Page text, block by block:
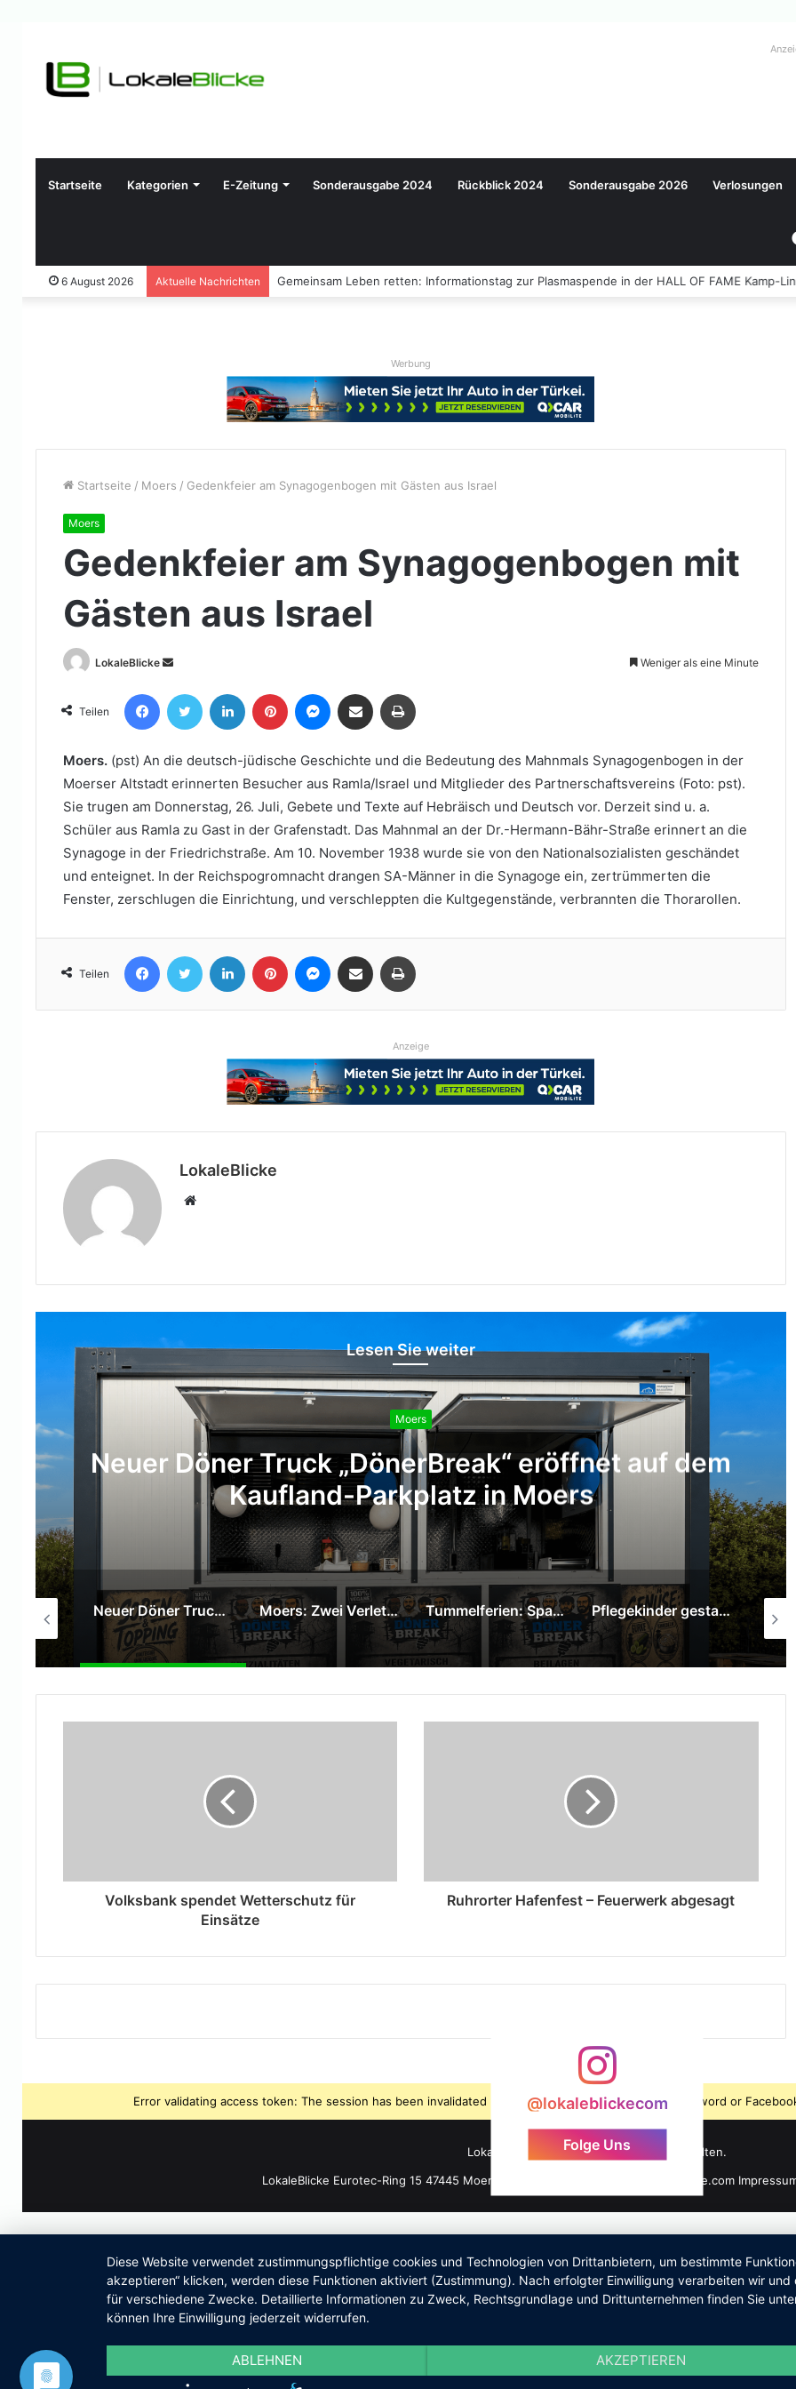
Startseite Kategorien E-Zeitung Sonderausgabe 2024 Rückblick 2024 Sonderausgabe 2026 Verlosungen
6 August 2026 Aktuelle Nachrichten Gemeinsam Leben retten: Informationstag zur Plasmaspende in der HALL OF FAME Kamp-
Werbung
Startseite / Moers / Gedenkfeier am Synagogenbogen mit Gästen aus Israel
Moers
Gedenkfeier am Synagogenbogen mit
Gästen aus Israel
LokaleBlicke
Sende
eine
E-
Weniger als eine Minute
Teilen
FacebookTwitter LinkedIn Pinterest Messenger
Teile per E-Mail
Moers. (pst) An die deutsch-jüdische Geschichte und die Bedeutung des Mahnmals Synagogenbogen in der
Moerser Altstadt erinnerten Besucher aus Ramla/Israel und Mitglieder des Partnerschaftsvereins (Foto: pst).
Sie trugen am Donnerstag, 26. Juli, Gebete und Texte auf Hebräisch und Deutsch vor. Derzeit sind u. a.
Schüler aus Ramla zu Gast in der Grafenstadt. Das Mahnmal an der Dr.-Hermann-Bähr-Straße erinnert an die
Synagoge in der Friedrichstraße. Am 10. November 1938 wurde sie von den Nationalsozialisten geschändet
und enteignet. In der Reichspogromnacht drangen SA-Männer in die Synagoge ein, zertrümmerten die
Fenster, zerschlugen die Einrichtung, und verschleppten die Kultgegenstände, verbrannten die Thorarollen.
Teilen
FacebookTwitter LinkedIn Pinterest Messenger
Teile per E-Mail
Anzeige
LokaleBlicke
Webseite
Lesen Sie weiter
Moers
Neuer Döner Truck „DönerBreak“ eröffnet auf dem
Kaufland-Parkplatz in Moers
SPD Moers verleiht Willy-Brandt-Medaille an Hans Gerd Rötters Neuer Döner Truck „DönerBreak“ eröffnet auf dem Kaufland-Parkplatz in Moers Moers: Zwei Verletzte bei Verkehrsunfall auf der Venloer Straße Tummelferien: Sparkasse am Niederrhein überreicht 1.000-Euro-Spende Pflegekinder gestalten mit Graffiti-Kunst neue Räume im Pflegekinderdienst
Volksbank spendet Wetterschutz für
Einsätze
Ruhrorter Hafenfest – Feuerwerk abgesagt
@lokaleblickecom
Folge Uns
Error validating access token: The session has been invalidated because the user changed their password or
LokaleBlicke ©2026 - Alle Rechte vorbehalten.
LokaleBlicke Eurotec-Ring 15 47445 Moers +49 176 61 101 464 info@lokaleblicke.com
Diese Website verwendet zustimmungspflichtige cookies und Technologien von Drittanbietern, um bestimmte
akzeptieren“ klicken, werden diese Funktionen aktiviert (Zustimmung). Nach erfolgter Einwilligung verarbeiten wir
für verschiedene Zwecke. Detaillierte Informationen zu Zweck, Rechtsgrundlage und Drittunternehmen finden Sie
können Ihre Einwilligung jederzeit widerrufen.
ABLEHNEN AKZEPTIEREN